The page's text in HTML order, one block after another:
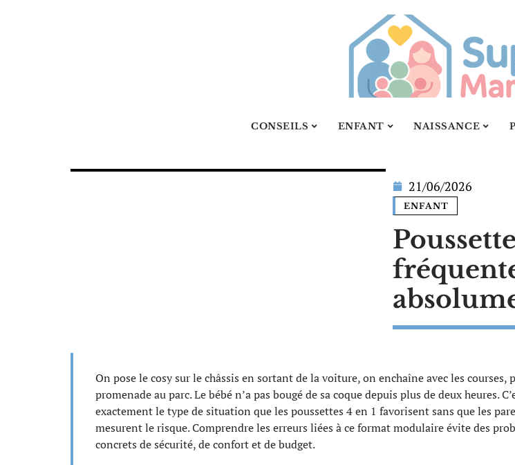
CONSEILS ENFANT NAISSANCE
21/06/2026
ENFANT
On pose le cosy sur le châssis en sortant de la voiture, on enchaîne avec les courses,
promenade au parc. Le bébé n’a pas bougé de sa coque depuis plus de deux heures.
exactement le type de situation que les poussettes 4 en 1 favorisent sans que les
mesurent le risque. Comprendre les erreurs liées à ce format modulaire évite des
concrets de sécurité, de confort et de budget.